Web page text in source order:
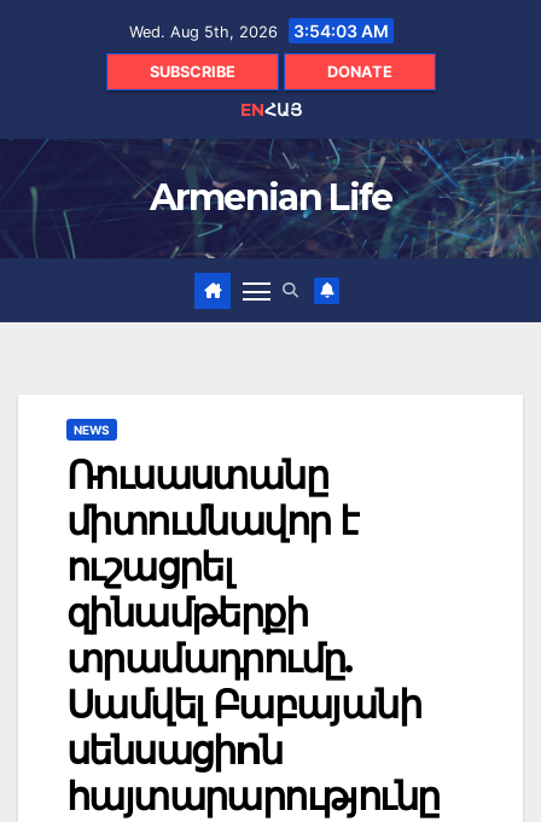
Wed. Aug 5th, 2026 3:54:05 AM
SUBSCRIBE DONATE
ENՀԱՅ
Armenian Life
NEWS
Ռուսաստանը
միտումնավոր է
ուշացրել
զինամթերքի
տրամադրումը.
Սամվել Բաբայանի
սենսացիnն
հայտարարությունը